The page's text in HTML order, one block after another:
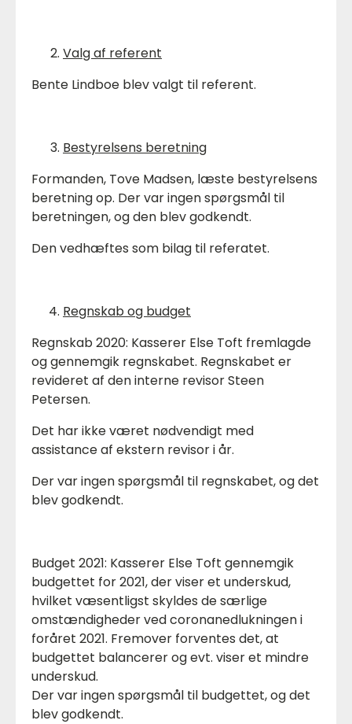
Valg af referent
Bente Lindboe blev valgt til referent.
Bestyrelsens beretning
Formanden, Tove Madsen, læste bestyrelsens
beretning op. Der var ingen spørgsmål til
beretningen, og den blev godkendt.
Den vedhæftes som bilag til referatet.
Regnskab og budget
Regnskab 2020: Kasserer Else Toft fremlagde
og gennemgik regnskabet. Regnskabet er
revideret af den interne revisor Steen
Petersen.
Det har ikke været nødvendigt med
assistance af ekstern revisor i år.
Der var ingen spørgsmål til regnskabet, og det
blev godkendt.
Budget 2021: Kasserer Else Toft gennemgik
budgettet for 2021, der viser et underskud,
hvilket væsentligst skyldes de særlige
omstændigheder ved coronanedlukningen i
foråret 2021. Fremover forventes det, at
budgettet balancerer og evt. viser et mindre
underskud.
Der var ingen spørgsmål til budgettet, og det
blev godkendt.